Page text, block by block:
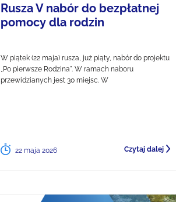
Rusza V nabór do bezpłatnej
pomocy dla rodzin
W piątek (22 maja) rusza, już piąty, nabór do projektu
„Po pierwsze Rodzina". W ramach naboru
przewidzianych jest 30 miejsc. W
22 maja 2026 Czytaj dalej